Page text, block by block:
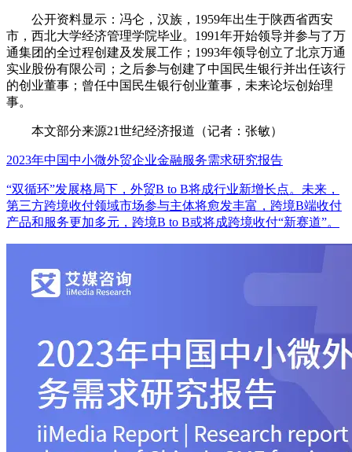
公开资料显示：冯仑，汉族，1959年出生于陕西省西安
市，西北大学经济管理学院毕业。1991年开始领导并参与了万
通集团的全过程创建及发展工作；1993年领导创立了北京万通
实业股份有限公司；之后参与创建了中国民生银行并出任该行
的创业董事；曾任中国民生银行创业董事，未来论坛创始理
事。
本文部分来源21世纪经济报道（记者：张敏）
2023年中国中小微外贸企业金融服务需求研究报告
“双循环”发展格局下，外贸B to B将成行业新增长点。未来，
第三方跨境收付领域市场参与主体将愈发丰富，跨境B端收付
产品和服务更加多元，跨境B to B或将成跨境收付“新赛道”。